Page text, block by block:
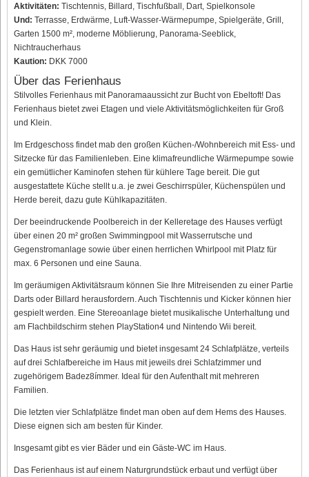
Aktivitäten: Tischtennis, Billard, Tischfußball, Dart, Spielkonsole
Und: Terrasse, Erdwärme, Luft-Wasser-Wärmepumpe, Spielgeräte, Grill,
Garten 1500 m², moderne Möblierung, Panorama-Seeblick,
Nichtraucherhaus
Kaution: DKK 7000
Über das Ferienhaus
Stilvolles Ferienhaus mit Panoramaaussicht zur Bucht von Ebeltoft! Das
Ferienhaus bietet zwei Etagen und viele Aktivitätsmöglichkeiten für Groß
und Klein.
Im Erdgeschoss findet mab den großen Küchen-/Wohnbereich mit Ess- und
Sitzecke für das Familienleben. Eine klimafreundliche Wärmepumpe sowie
ein gemütlicher Kaminofen stehen für kühlere Tage bereit. Die gut
ausgestattete Küche stellt u.a. je zwei Geschirrspüler, Küchenspülen und
Herde bereit, dazu gute Kühlkapazitäten.
Der beeindruckende Poolbereich in der Kelleretage des Hauses verfügt
über einen 20 m² großen Swimmingpool mit Wasserrutsche und
Gegenstromanlage sowie über einen herrlichen Whirlpool mit Platz für
max. 6 Personen und eine Sauna.
Im geräumigen Aktivitätsraum können Sie Ihre Mitreisenden zu einer Partie
Darts oder Billard herausfordern. Auch Tischtennis und Kicker können hier
gespielt werden. Eine Stereoanlage bietet musikalische Unterhaltung und
am Flachbildschirm stehen PlayStation4 und Nintendo Wii bereit.
Das Haus ist sehr geräumig und bietet insgesamt 24 Schlafplätze, verteils
auf drei Schlafbereiche im Haus mit jeweils drei Schlafzimmer und
zugehörigem Badez8ímmer. Ideal für den Aufenthalt mit mehreren
Familien.
Die letzten vier Schlafplätze findet man oben auf dem Hems des Hauses.
Diese eignen sich am besten für Kinder.
Insgesamt gibt es vier Bäder und ein Gäste-WC im Haus.
Das Ferienhaus ist auf einem Naturgrundstück erbaut und verfügt über